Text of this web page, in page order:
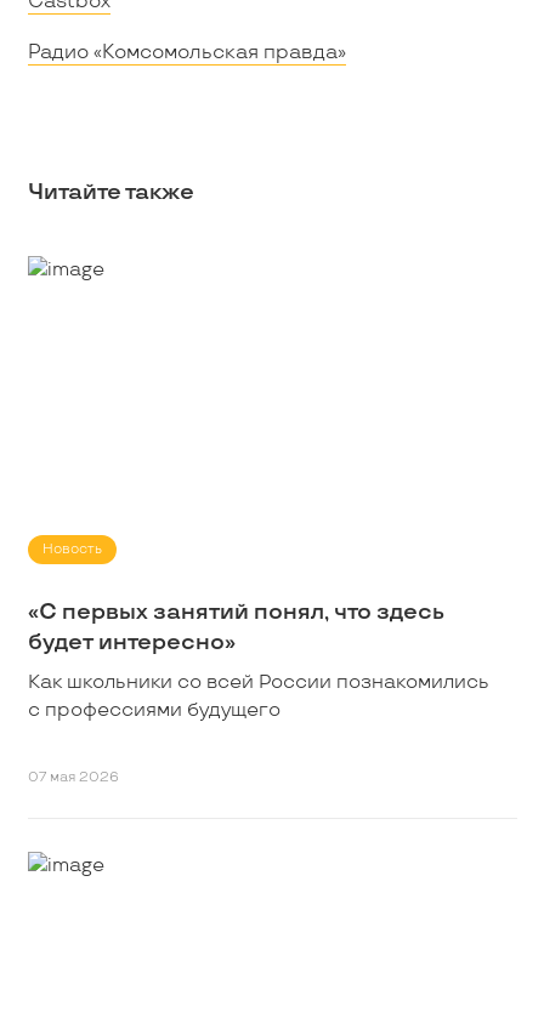
Радио «Комсомольская правда»
Читайте также
Новость
«С первых занятий понял, что здесь
будет интересно»
Как школьники со всей России познакомились
с профессиями будущего
07 мая 2026